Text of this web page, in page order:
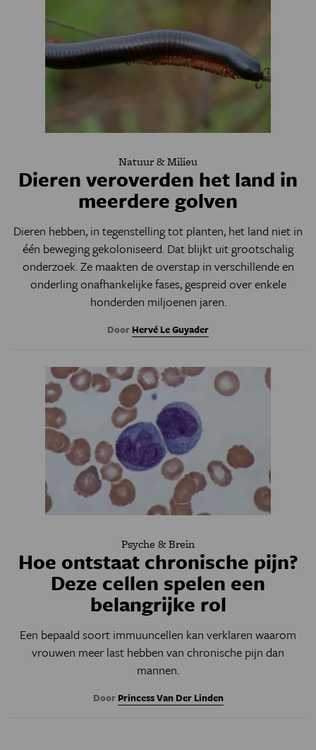
Natuur & Milieu
Dieren veroverden het land in
meerdere golven
Dieren hebben, in tegenstelling tot planten, het land niet in
één beweging gekoloniseerd. Dat blijkt uit grootschalig
onderzoek. Ze maakten de overstap in verschillende en
onderling onafhankelijke fases, gespreid over enkele
honderden miljoenen jaren.
Door Hervé Le Guyader
Psyche & Brein
Hoe ontstaat chronische pijn?
Deze cellen spelen een
belangrijke rol
Een bepaald soort immuuncellen kan verklaren waarom
vrouwen meer last hebben van chronische pijn dan
mannen.
Door Princess Van Der Linden